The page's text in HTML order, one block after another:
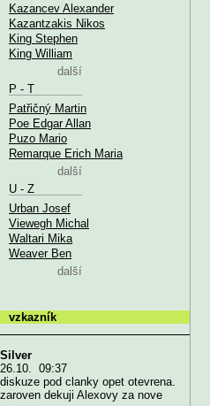
Kazancev Alexander
Kazantzakis Nikos
King Stephen
King William
další
P - T
Patřičný Martin
Poe Edgar Allan
Puzo Mario
Remarque Erich Maria
další
U - Z
Urban Josef
Viewegh Michal
Waltari Mika
Weaver Ben
další
vzkazník
Silver
26.10. 09:37
diskuze pod clanky opet otevrena.
zaroven dekuji Alexovy za nove